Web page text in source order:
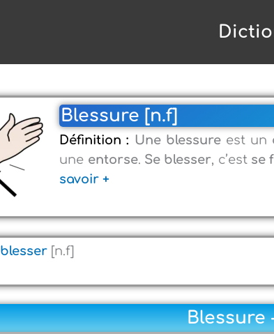
Blessure [n.f]
Définition : Une blessureest un
une entorse. Se blesser, c’est se
savoir +
blesser [n.f]
Blessure